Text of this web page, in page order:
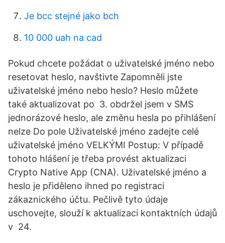
Je bcc stejné jako bch
10 000 uah na cad
Pokud chcete požádat o uživatelské jméno nebo
resetovat heslo, navštivte Zapomněli jste
uživatelské jméno nebo heslo? Heslo můžete
také aktualizovat po 3. obdržel jsem v SMS
jednorázové heslo, ale změnu hesla po přihlášení
nelze Do pole Uživatelské jméno zadejte celé
uživatelské jméno VELKÝMI Postup: V případě
tohoto hlášení je třeba provést aktualizaci
Crypto Native App (CNA). Uživatelské jméno a
heslo je přiděleno ihned po registraci
zákaznického účtu. Pečlivě tyto údaje
uschovejte, slouží k aktualizaci kontaktních údajů
v 24.